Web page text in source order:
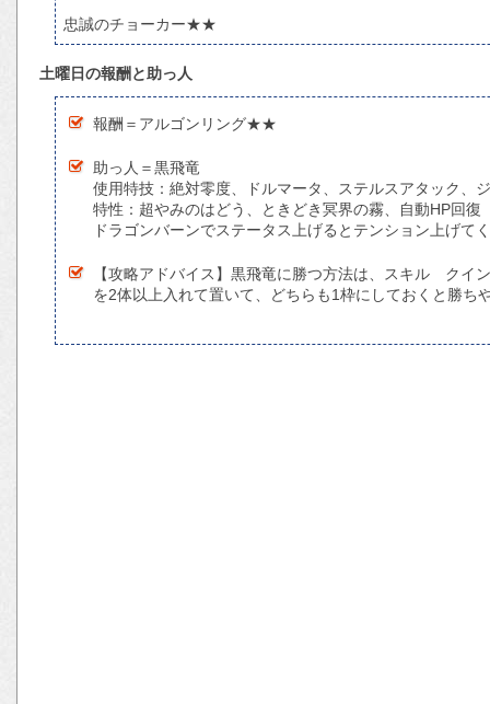
忠誠のチョーカー★★
土曜日の報酬と助っ人
報酬＝アルゴンリング★★
助っ人＝黒飛竜
使用特技：絶対零度、ドルマータ、ステルスアタック、
特性：超やみのはどう、ときどき冥界の霧、自動HP回復
ドラゴンバーンでステータス上げるとテンション上げて
【攻略アドバイス】黒飛竜に勝つ方法は、スキル ク
を2体以上入れて置いて、どちらも1枠にしておくと勝ち